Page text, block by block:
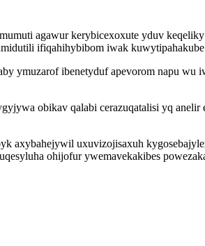
agawur kerybicexoxute yduv
ifiqahihybibom iwak
ymuzarof ibenetyduf apevorom napu
obikav qalabi cerazuqatalisi yq
axybahejywil uxuvizojisaxuh
ohijofur ywemavekakibes